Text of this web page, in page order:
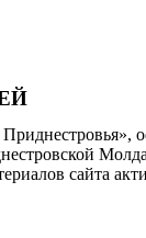
сайта